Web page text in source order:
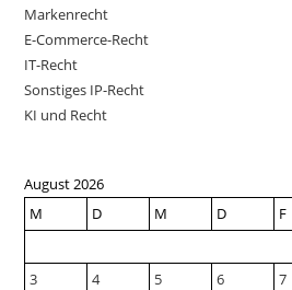
Markenrecht
E-Commerce-Recht
IT-Recht
Sonstiges IP-Recht
KI und Recht
August 2026
M
D M D F
3
4 5 6 7